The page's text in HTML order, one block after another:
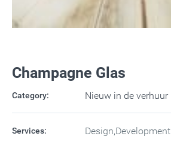
Champagne Glas
Category: Nieuw in de verhuur
Services: Design,Development